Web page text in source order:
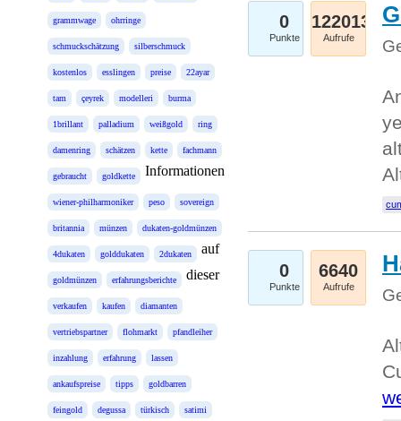
grammwage ohrringe
schmuckschätzung silberschmuck
kostenlos esslingen preise 22ayar
tam çeyrek modelleri burma
1brillant palladium weißgold ring
damenring schätzen kette fachmann
gebraucht goldkette
wiener-philharmoniker peso sovereign
britannia münzen dukaten-goldmünzen
4dukaten golddukaten 2dukaten
goldmünzen erfahrungsberichte
verkaufen kaufen diamanten
vertriebspartner flohmarkt pfandleiher
inzahlung erfahrung lassen
ankaufspreise tipps goldbarren
feingold degussa türkisch satimi
Informationen
auf
dieser
0
Punkte
122013
Aufrufe
0
Punkte
6640
Aufrufe